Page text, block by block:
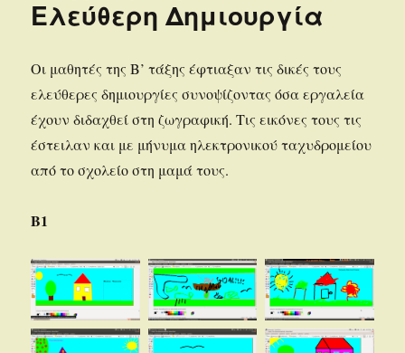
Ελεύθερη Δημιουργία
Οι μαθητές της Β’ τάξης έφτιαξαν τις δικές τους
ελεύθερες δημιουργίες συνοψίζοντας όσα εργαλεία
έχουν διδαχθεί στη ζωγραφική. Τις εικόνες τους τις
έστειλαν και με μήνυμα ηλεκτρονικού ταχυδρομείου
από το σχολείο στη μαμά τους.
Β1